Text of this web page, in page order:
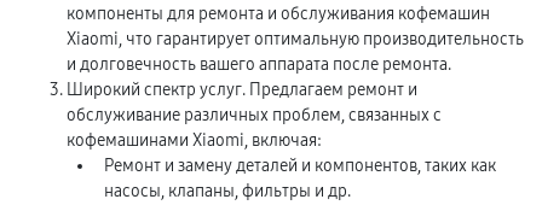
компоненты для ремонта и обслуживания кофемашин
Xiaomi, что гарантирует оптимальную производительность
и долговечность вашего аппарата после ремонта.
Широкий спектр услуг. Предлагаем ремонт и
обслуживание различных проблем, связанных с
кофемашинами Xiaomi, включая:
Ремонт и замену деталей и компонентов, таких как
насосы, клапаны, фильтры и др.